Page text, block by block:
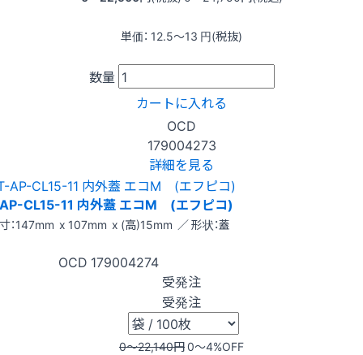
単価： 12.5〜13 円(税抜)
数量
カートに入れる
OCD
179004273
詳細を見る
CL15-11 内外蓋 エコM (エフピコ)
：147mm x 107mm x (高)15mm ／ 形状：蓋
OCD 179004274
受発注
受発注
0〜22,140円0〜4%OFF